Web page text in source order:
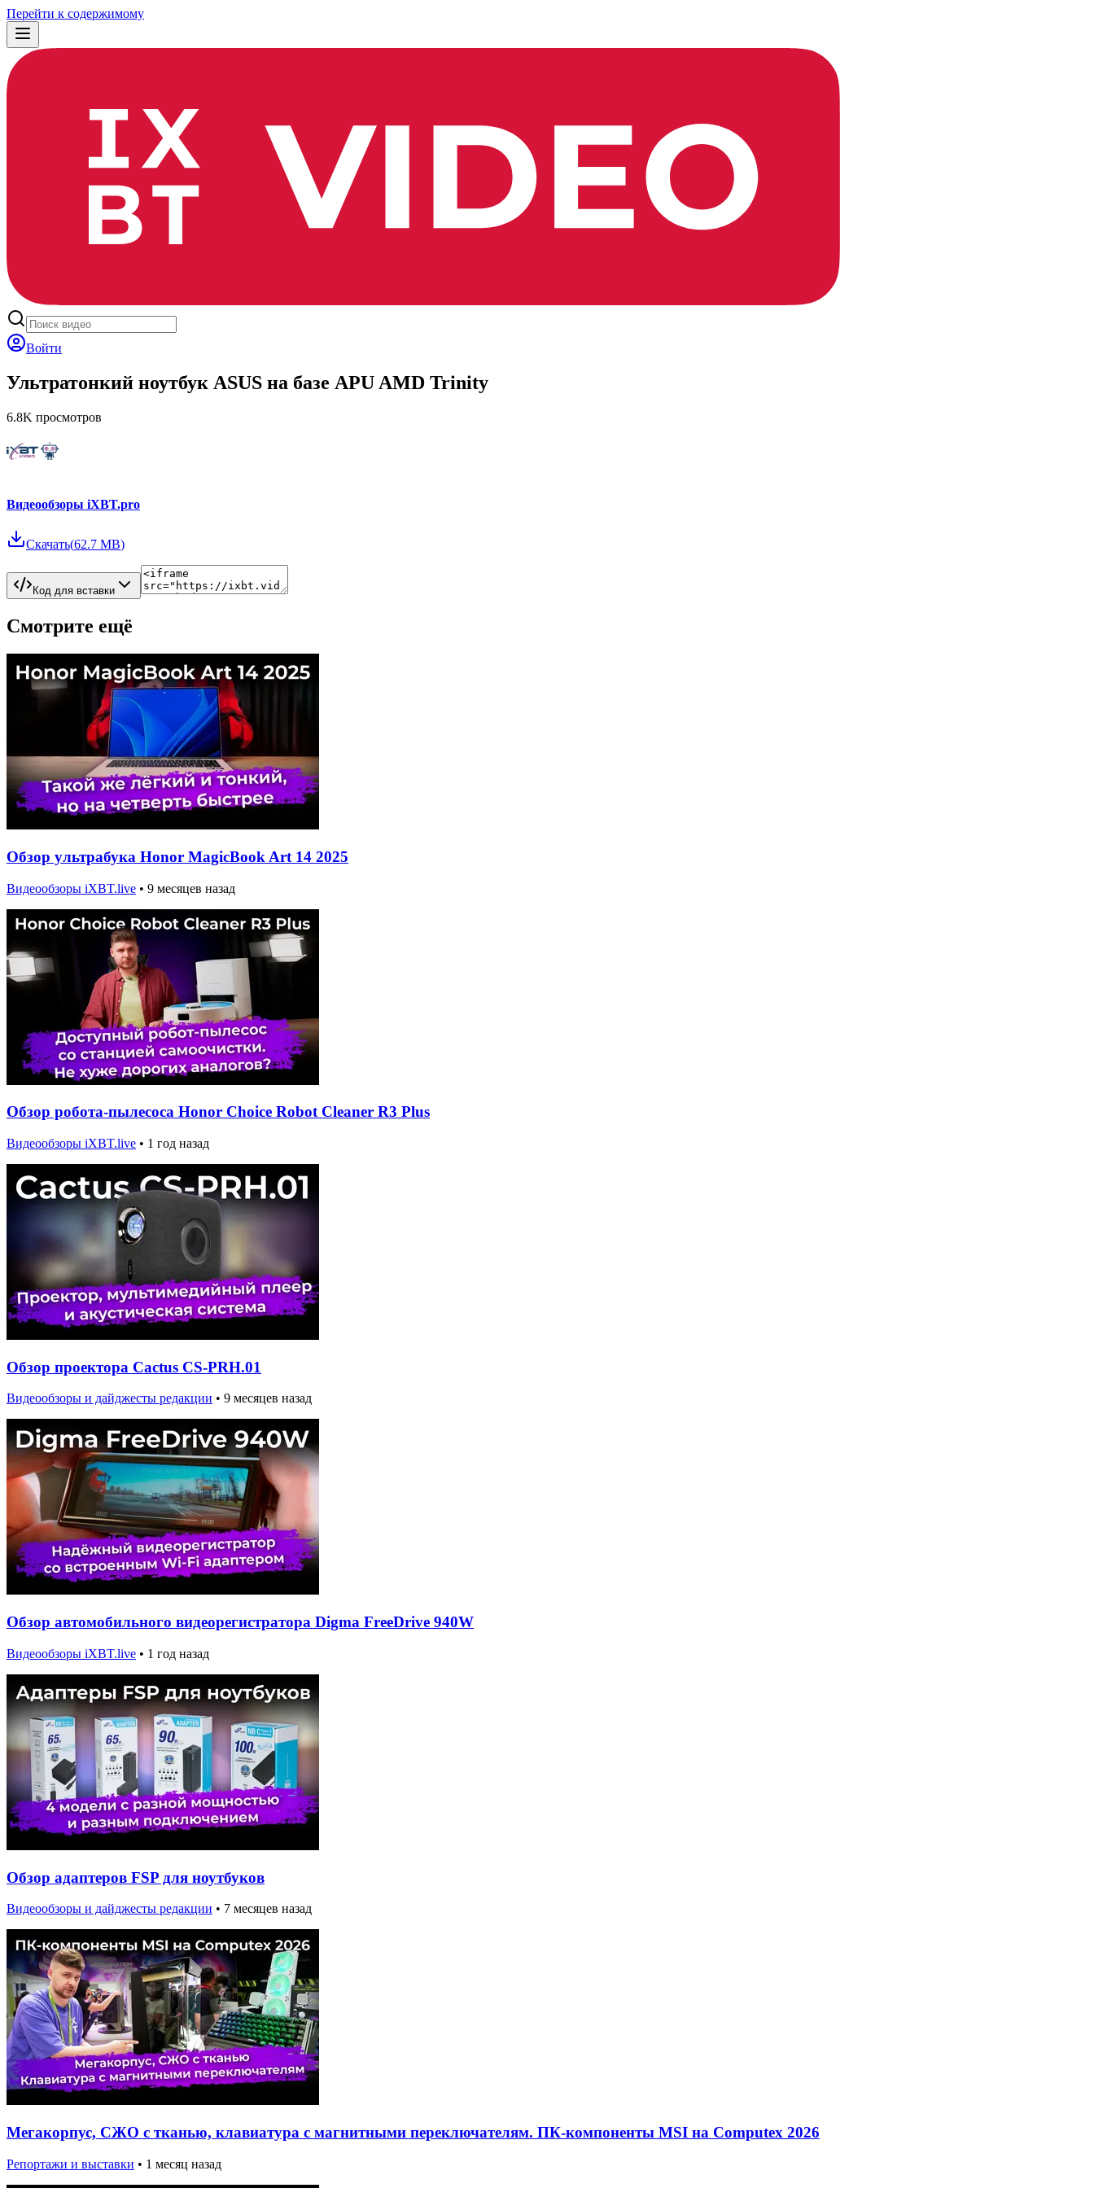
Перейти к содержимому
Войти
Ультратонкий ноутбук ASUS на базе APU AMD Trinity
6.8K просмотров
Видеообзоры iXBT.pro
Скачать(62.7 MB)
Код для вставки
Смотрите ещё
Обзор ультрабука Honor MagicBook Art 14 2025
Видеообзоры iXBT.live • 9 месяцев назад
Обзор робота-пылесоса Honor Choice Robot Cleaner R3 Plus
Видеообзоры iXBT.live • 1 год назад
Обзор проектора Cactus CS-PRH.01
Видеообзоры и дайджесты редакции • 9 месяцев назад
Обзор автомобильного видеорегистратора Digma FreeDrive 940W
Видеообзоры iXBT.live • 1 год назад
Обзор адаптеров FSP для ноутбуков
Видеообзоры и дайджесты редакции • 7 месяцев назад
Мегакорпус, СЖО с тканью, клавиатура с магнитными переключателям. ПК-компоненты MSI на Computex 2026
Репортажи и выставки • 1 месяц назад